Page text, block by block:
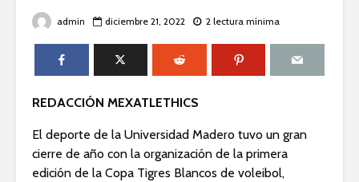
admin diciembre 21, 2022 2 lectura mínima
REDACCIÓN MEXATLETHICS
El deporte de la Universidad Madero tuvo un gran
cierre de año con la organización de la primera
edición de la Copa Tigres Blancos de voleibol,